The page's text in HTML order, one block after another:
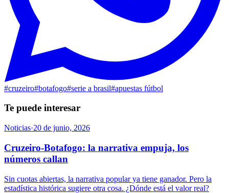
#cruzeiro#botafogo#serie a brasil#apuestas fútbol
Te puede interesar
Noticias·20 de junio, 2026
Cruzeiro-Botafogo: la narrativa empuja, los
números callan
Sin cuotas abiertas, la narrativa popular ya tiene ganador. Pero la
estadística histórica sugiere otra cosa. ¿Dónde está el valor real?